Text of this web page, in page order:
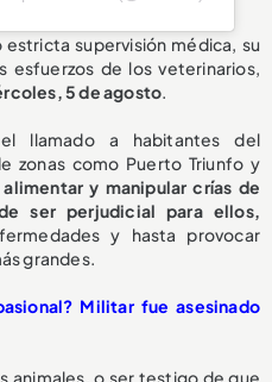
supervisión médica, su
esfuerzos de los veterinarios,
5 de agosto.
llamado a habitantes del
zonas como Puerto Triunfo y
y manipular crías de
ser perjudicial para ellos,
y hasta provocar
grandes.
Militar fue asesinado
animales, o ser testigo de que